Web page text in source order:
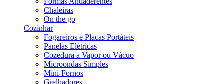
Chaleiras
On the go
Cozinhar
Fogareiros e Placas Portáteis
Panelas Elétricas
Cozedura a Vapor ou Vácuo
Microondas Simples
Mini-Fornos
Grelhadores